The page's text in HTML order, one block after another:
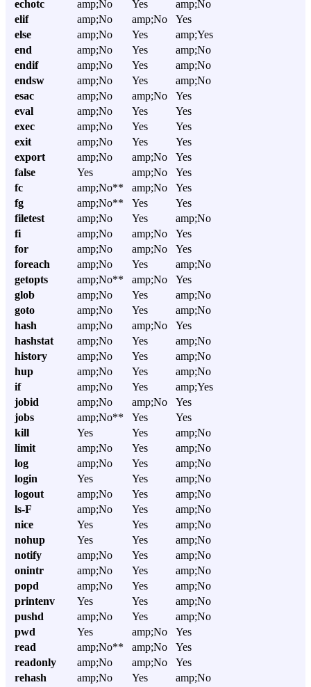
echotc amp;No Yes
amp;No
elif
amp;No amp;No
Yes
else
amp;No Yes
amp;Yes
end
amp;No Yes
amp;No
endif
amp;No Yes
amp;No
endsw
amp;No Yes
amp;No
esac
amp;No amp;No
Yes
eval
amp;No Yes
Yes
exec
amp;No Yes
Yes
exit
amp;No Yes
Yes
export
amp;No amp;No
Yes
false
Yes amp;No
Yes
fc
amp;No** amp;No
Yes
fg
amp;No** Yes
Yes
filetest
amp;No Yes
amp;No
fi
amp;No amp;No
Yes
for
amp;No amp;No
Yes
foreach
amp;No Yes
amp;No
getopts
amp;No** amp;No
Yes
glob
amp;No Yes
amp;No
goto
amp;No Yes
amp;No
hash
amp;No amp;No
Yes
hashstat
amp;No Yes
amp;No
history
amp;No Yes
amp;No
hup
amp;No Yes
amp;No
if
amp;No Yes
amp;Yes
jobid
amp;No amp;No
Yes
jobs
amp;No** Yes
Yes
kill
Yes Yes
amp;No
limit
amp;No Yes
amp;No
log
amp;No Yes
amp;No
login
Yes Yes
amp;No
logout
amp;No Yes
amp;No
ls-F
amp;No Yes
amp;No
nice
Yes Yes
amp;No
nohup
Yes Yes
amp;No
notify
amp;No Yes
amp;No
onintr
amp;No Yes
amp;No
popd
amp;No Yes
amp;No
printenv
Yes Yes
amp;No
pushd
amp;No Yes
amp;No
pwd
Yes amp;No
Yes
read
amp;No** amp;No
Yes
readonly
amp;No amp;No
Yes
rehash
amp;No Yes
amp;No